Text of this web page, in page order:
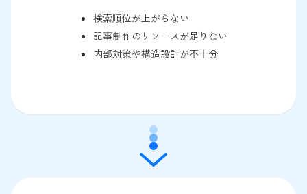
検索順位が上がらない
記事制作のリソースが足りない
内部対策や構造設計が不十分